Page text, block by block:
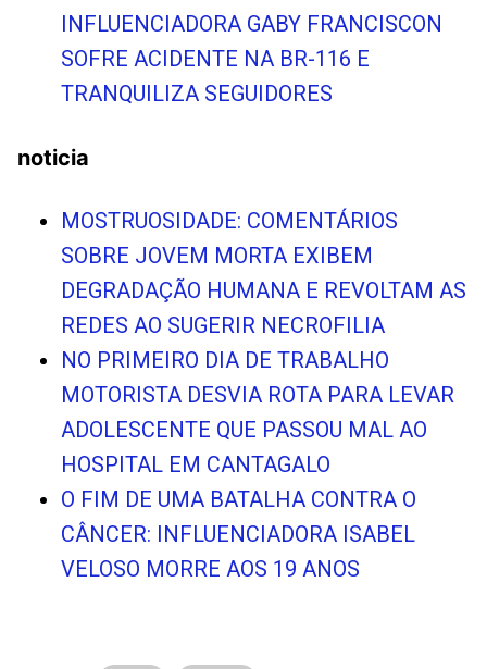
INFLUENCIADORA GABY FRANCISCON
SOFRE ACIDENTE NA BR-116 E
TRANQUILIZA SEGUIDORES
noticia
MOSTRUOSIDADE: COMENTÁRIOS
SOBRE JOVEM MORTA EXIBEM
DEGRADAÇÃO HUMANA E REVOLTAM AS
REDES AO SUGERIR NECROFILIA
NO PRIMEIRO DIA DE TRABALHO
MOTORISTA DESVIA ROTA PARA LEVAR
ADOLESCENTE QUE PASSOU MAL AO
HOSPITAL EM CANTAGALO
O FIM DE UMA BATALHA CONTRA O
CÂNCER: INFLUENCIADORA ISABEL
VELOSO MORRE AOS 19 ANOS